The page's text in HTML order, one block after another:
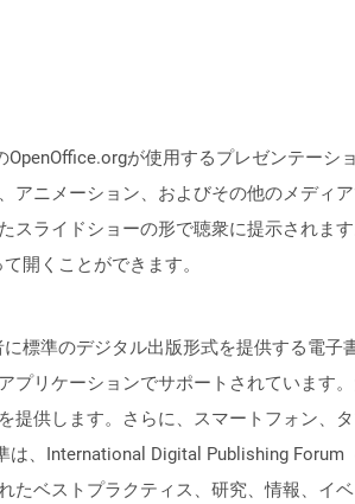
が使用するプレゼンテー
アニメーション、およびその他のメディ
ライドショーの形で聴衆に提示されま
開くことができます。
標準のデジタル出版形式を提供する電
プリケーションでサポートされています
提供します。さらに、スマートフォン、
、International Digital Publishing
たベストプラクティス、研究、情報、イ